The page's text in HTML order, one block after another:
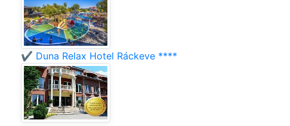
✔️ Duna Relax Hotel Ráckeve ****